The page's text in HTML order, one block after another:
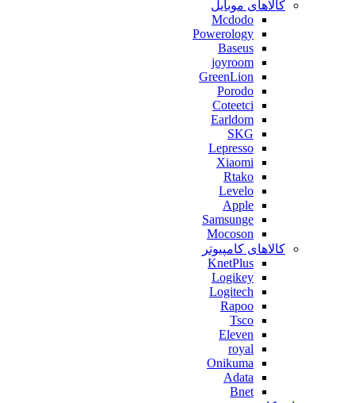
کالاهای موبایل
Mcdodo
Powerology
Baseus
joyroom
GreenLion
Porodo
Coteetci
Earldom
SKG
Lepresso
Xiaomi
Rtako
Levelo
Apple
Samsunge
Mocoson
کالاهای کامپیوتر
KnetPlus
Logikey
Logitech
Rapoo
Tsco
Eleven
royal
Onikuma
Adata
Bnet